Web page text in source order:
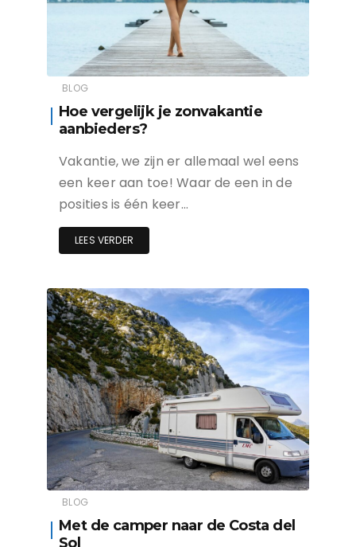
BLOG
Hoe vergelijk je zonvakantie
aanbieders?
Vakantie, we zijn er allemaal wel eens
een keer aan toe! Waar de een in de
posities is één keer…
LEES VERDER
BLOG
Met de camper naar de Costa del
Sol